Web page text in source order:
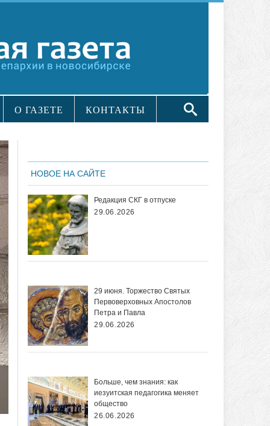
О ГАЗЕТЕ КОНТАКТЫ
НОВОЕ НА САЙТЕ
Редакция СКГ в отпуске
29.06.2026
29 июня. Торжество Святых
Первоверховных Апостолов
Петра и Павла
29.06.2026
Больше, чем знания: как
иезуитская педагогика меняет
общество
26.06.2026